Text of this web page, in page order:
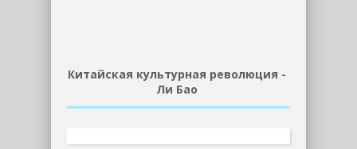
Китайская культурная революция -
Ли Бао